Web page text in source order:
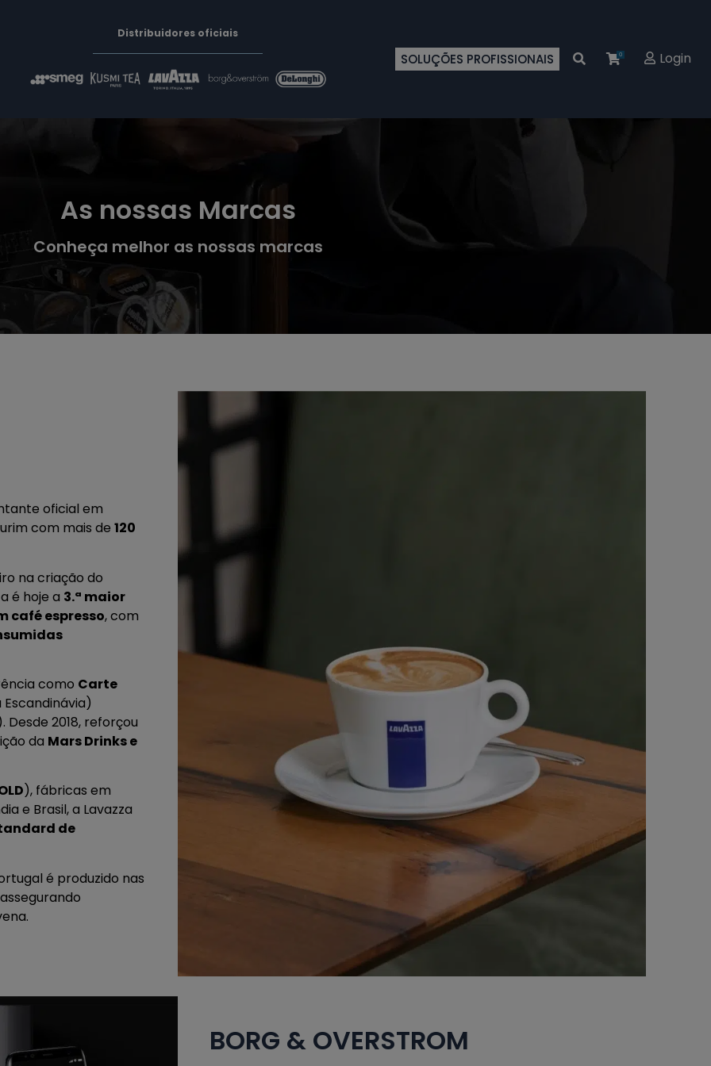
Distribuidores oficiais
SOLUÇÕES PROFISSIONAIS 0 Login
As nossas Marcas
Conheça melhor as nossas marcas
oficial em
com mais de 120
na criação do
é hoje a 3.ª maior
café espresso, com
como Carte
Desde 2018, reforçou
da Mars Drinks e
), fábricas em
e Brasil, a Lavazza
de
é produzido nas
BORG & OVERSTROM